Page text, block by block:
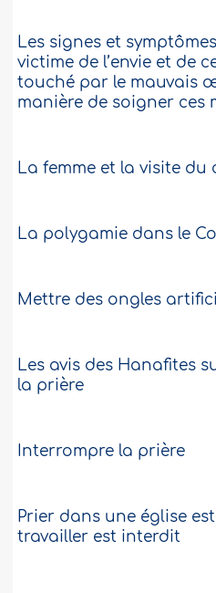
Les signes et
victime de l’envie et de
touché par le mauvais
manière de soigner ces
La femme et la visite du
La polygamie dans le
Mettre des ongles
Les avis des Hanafites
la prière
Interrompre la prière
Prier dans une église
travailler est interdit